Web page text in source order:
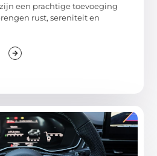
een prachtige toevoeging
rust, sereniteit en